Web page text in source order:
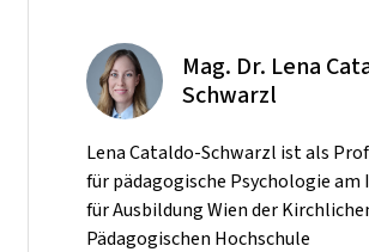
Mag. Dr. Lena
Schwarzl
Lena Cataldo-Schwarzl ist als
für pädagogische Psychologie
für Ausbildung Wien der
Pädagogischen Hochschule